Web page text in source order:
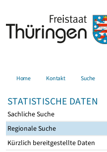
Home Kontakt Suche
STATISTISCHE DATEN
Sachliche Suche
Regionale Suche
Kürzlich bereitgestellte Daten